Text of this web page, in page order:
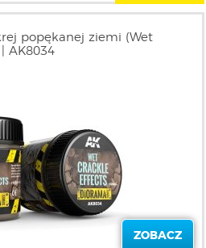
popękanej ziemi (Wet
AK8034
ZOBACZ